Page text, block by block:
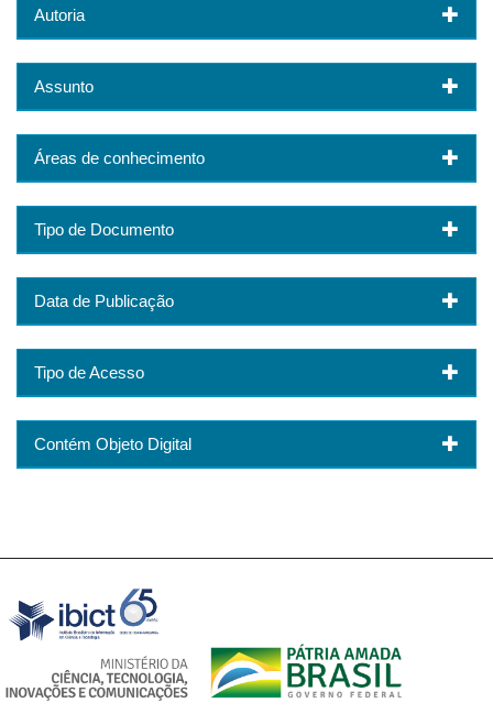
Autoria
Assunto
Áreas de conhecimento
Tipo de Documento
Data de Publicação
Tipo de Acesso
Contém Objeto Digital